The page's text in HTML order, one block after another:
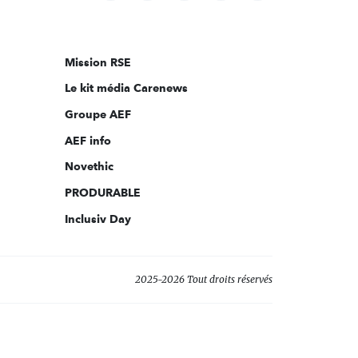
sur:
Mission RSE
Le kit média Carenews
Groupe AEF
AEF info
Novethic
PRODURABLE
Inclusiv Day
2025-2026 Tout droits réservés
Personnalisez vos préférences pour